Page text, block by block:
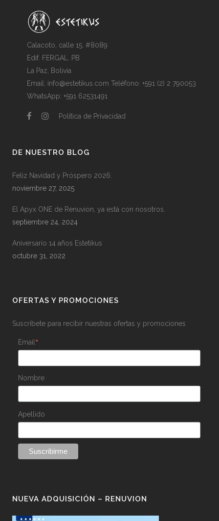
Calacoto, calle 15. #8089
Edif. FERGAL. PB
La Paz, Bolivia
Email: info@estetikus.com Teléfono: +591 (2) 2 790053
WhatsApp: +591 62531491
Política de Privacidad
DE NUESTRO BLOG
Feliz Navidad y Próspero 2026.
noviembre 27, 2025
El Apyx ONE de Renuvion, ya está con nosotros.
septiembre 24, 2024
Aniversario 14 años Estetikus
octubre 31, 2022
OFERTAS Y PROMOCIONES
Suscríbete para recibir nuestras ofertas y promociones
Email *
Nombre
Apellido
NUEVA ADQUISICIÓN – RENUVION